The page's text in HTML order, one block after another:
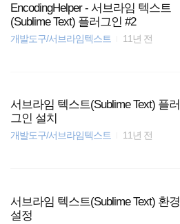
EncodingHelper - 서브라임 텍스트
(Sublime Text) 플러그인 #2
개발도구/서브라임텍스트 11년 전
서브라임 텍스트(Sublime Text) 플러
그인 설치
개발도구/서브라임텍스트 11년 전
서브라임 텍스트(Sublime Text) 환경
설정